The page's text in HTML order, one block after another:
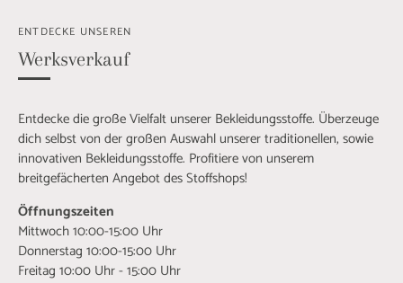
ENTDECKE UNSEREN
Werksverkauf
Entdecke die große Vielfalt unserer Bekleidungsstoffe. Überzeuge
dich selbst von der großen Auswahl unserer traditionellen, sowie
innovativen Bekleidungsstoffe. Profitiere von unserem
breitgefächerten Angebot des Stoffshops!
Öffnungszeiten
Mittwoch 10:00-15:00 Uhr
Donnerstag 10:00-15:00 Uhr
Freitag 10:00 Uhr - 15:00 Uhr